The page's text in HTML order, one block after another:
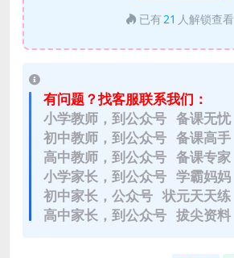
已有21 人解锁查看
有问题？找客服联系我们：
小学教师，到公众号 备课无忧
初中教师，到公众号 备课高手
高中教师，到公众号 备课专家
小学家长，到公众号 学霸妈妈
初中家长，公众号 状元天天练
高中家长，到公众号 拔尖资料